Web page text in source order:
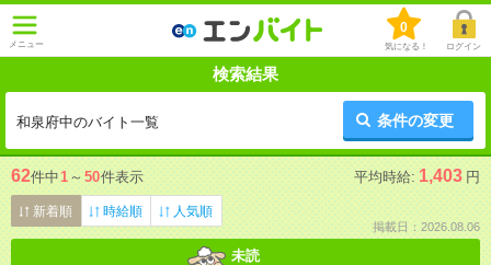
メニュー
0
気になる！ ログイン
検索結果
和泉府中のバイト一覧 条件の変更
62件中1 ～ 50件表示 平均時給: 1,403 円
新着順 時給順 人気順
掲載日：2026.08.06
未読